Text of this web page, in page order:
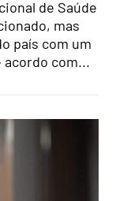
de Saúde
mas
país com um
acordo com...